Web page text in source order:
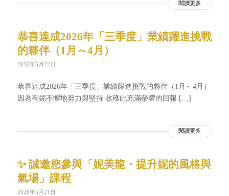
閱讀更多
恭喜達成2026年「三季度」業績躍進挑戰
的夥伴（1月～4月）
2026年5月22日
恭喜達成2026年「三季度」業績躍進挑戰的夥伴（1月～4月）
因為有妮不懈地努力與堅持 收穫此充滿榮耀的回報 […]
閱讀更多
✨ 誠邀您參與「妮美龍・提升妮的風格與
氣場」課程
2026年5月21日